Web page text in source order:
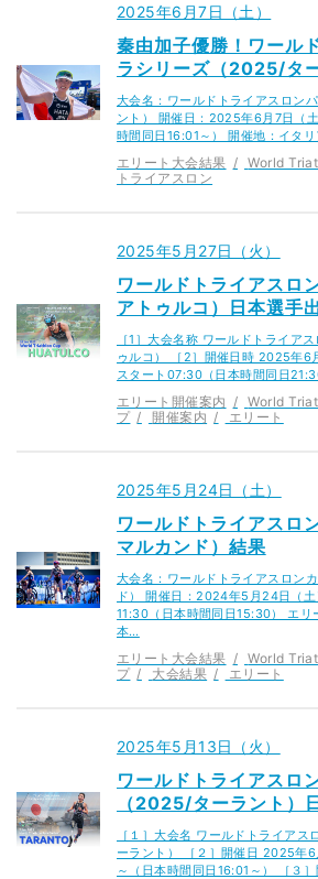
2025年6月7日（土）
秦由加子優勝！ワール
ラシリーズ（2025/タ
大会名：ワールドトライアスロン
ント） 開催日：2025年6月7日（
時間同日16:01～） 開催地：イタ
エリート大会結果 World
トライアスロン
2025年5月27日（火）
ワールドトライアスロ
アトゥルコ）日本選手
［1］大会名称 ワールドトライア
ゥルコ） ［2］開催日時 2025年6
スタート07:30（日本時間同日
エリート開催案内 World
プ
開催案内 エリート
2025年5月24日（土）
ワールドトライアスロ
マルカンド）結果
大会名：ワールドトライアスロン
ド） 開催日：2024年5月24日（
11:30（日本時間同日15:30） エリ
本…
エリート大会結果 World
プ
大会結果 エリート
2025年5月13日（火）
ワールドトライアスロ
（2025/ターラント）
［１］大会名 ワールドトライア
ーラント） ［２］開催日 2025年
～（日本時間同日16:01～） ［３